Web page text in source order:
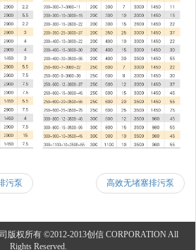
污泵 高效无堵塞排污泵
权所有 ©2012-2013创信 CORPORATION All
Rights Reserved.